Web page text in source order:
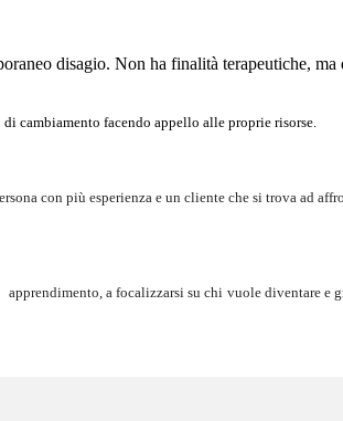
disagio. Non ha finalità terapeutiche, ma
facendo appello alle proprie risorse.
con più esperienza e un cliente che si trova ad
afocalizzarsi su chi vuole diventare e